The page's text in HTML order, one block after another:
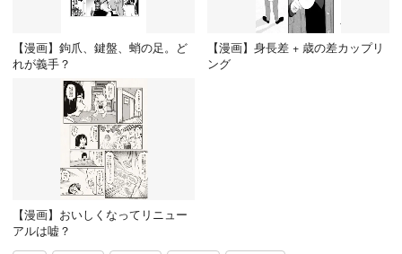
【漫画】鉤爪、鍵盤、蛸の足。ど
れが義手？
【漫画】身長差 + 歳の差カップリ
ング
【漫画】おいしくなってリニュー
アルは嘘？